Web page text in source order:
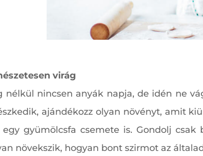
virág
nélkül nincsen anyák napja, de idén ne
ajándékozz olyan növényt, amit
egy gyümölcsfa csemete is. Gondolj
növekszik, hogyan bont szirmot az